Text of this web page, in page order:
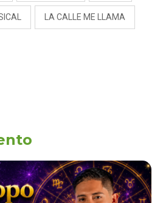
LA CALLE ME LLAMA